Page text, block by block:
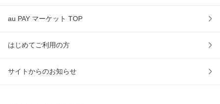
au PAY マーケット TOP
はじめてご利用の方
サイトからのお知らせ